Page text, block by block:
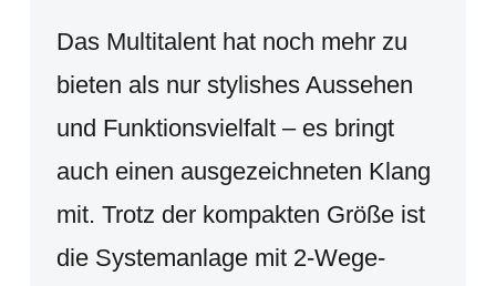
Das Multitalent hat noch mehr zu
bieten als nur stylishes Aussehen
und Funktionsvielfalt – es bringt
auch einen ausgezeichneten Klang
mit. Trotz der kompakten Größe ist
die Systemanlage mit 2-Wege-